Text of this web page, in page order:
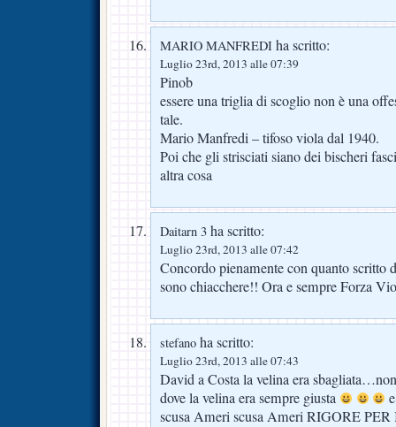
MARIO MANFREDI ha scritto:
Luglio 23rd, 2013 alle 07:39
Pinob
essere una triglia di scoglio non è una
tale.
Mario Manfredi – tifoso viola dal 1940.
Poi che gli strisciati siano dei bischeri
altra cosa
Daitarn 3 ha scritto:
Luglio 23rd, 2013 alle 07:42
Concordo pienamente con quanto
sono chiacchere!! Ora e sempre Forza
stefano ha scritto:
Luglio 23rd, 2013 alle 07:43
David a Costa la velina era
dove la velina era sempre giusta
scusa Ameri scusa Ameri RIGORE